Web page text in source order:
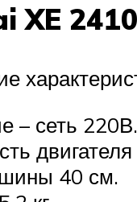
XE 2410
– сеть 220В.
40 см.